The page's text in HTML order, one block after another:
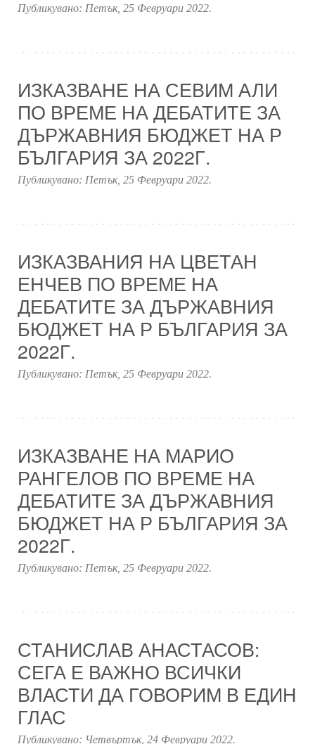
Публикувано: Петък, 25 Февруари 2022.
ИЗКАЗВАНЕ НА СЕВИМ АЛИ
ПО ВРЕМЕ НА ДЕБАТИТЕ ЗА
ДЪРЖАВНИЯ БЮДЖЕТ НА Р
БЪЛГАРИЯ ЗА 2022Г.
Публикувано: Петък, 25 Февруари 2022.
ИЗКАЗВАНИЯ НА ЦВЕТАН
ЕНЧЕВ ПО ВРЕМЕ НА
ДЕБАТИТЕ ЗА ДЪРЖАВНИЯ
БЮДЖЕТ НА Р БЪЛГАРИЯ ЗА
2022Г.
Публикувано: Петък, 25 Февруари 2022.
ИЗКАЗВАНЕ НА МАРИО
РАНГЕЛОВ ПО ВРЕМЕ НА
ДЕБАТИТЕ ЗА ДЪРЖАВНИЯ
БЮДЖЕТ НА Р БЪЛГАРИЯ ЗА
2022Г.
Публикувано: Петък, 25 Февруари 2022.
СТАНИСЛАВ АНАСТАСОВ:
СЕГА Е ВАЖНО ВСИЧКИ
ВЛАСТИ ДА ГОВОРИМ В ЕДИН
ГЛАС
Публикувано: Четвъртък, 24 Февруари 2022.